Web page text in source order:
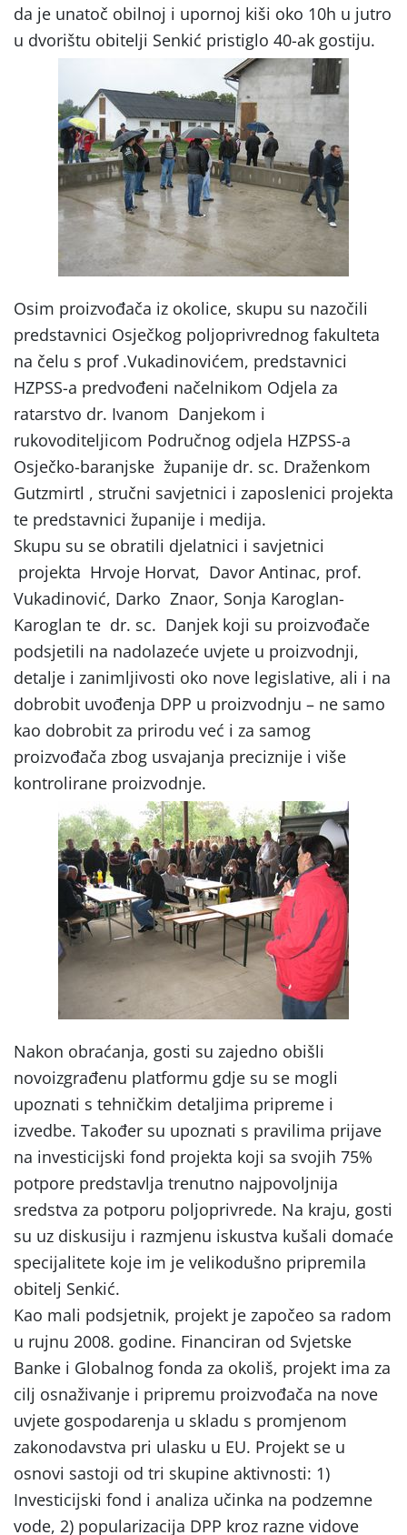
da je unatoč obilnoj i upornoj kiši oko 10h u jutro
u dvorištu obitelji Senkić pristiglo 40-ak gostiju.
Osim proizvođača iz okolice, skupu su nazočili
predstavnici Osječkog poljoprivrednog fakulteta
na čelu s prof .Vukadinovićem, predstavnici
HZPSS-a predvođeni načelnikom Odjela za
ratarstvo dr. Ivanom Danjekom i
rukovoditeljicom Područnog odjela HZPSS-a
Osječko-baranjske županije dr. sc. Draženkom
Gutzmirtl , stručni savjetnici i zaposlenici projekta
te predstavnici županije i medija.
Skupu su se obratili djelatnici i savjetnici
projekta Hrvoje Horvat, Davor Antinac, prof.
Vukadinović, Darko Znaor, Sonja Karoglan-
Karoglan te dr. sc. Danjek koji su proizvođače
podsjetili na nadolazeće uvjete u proizvodnji,
detalje i zanimljivosti oko nove legislative, ali i na
dobrobit uvođenja DPP u proizvodnju – ne samo
kao dobrobit za prirodu već i za samog
proizvođača zbog usvajanja preciznije i više
kontrolirane proizvodnje.
Nakon obraćanja, gosti su zajedno obišli
novoizgrađenu platformu gdje su se mogli
upoznati s tehničkim detaljima pripreme i
izvedbe. Također su upoznati s pravilima prijave
na investicijski fond projekta koji sa svojih 75%
potpore predstavlja trenutno najpovoljnija
sredstva za potporu poljoprivrede. Na kraju, gosti
su uz diskusiju i razmjenu iskustva kušali domaće
specijalitete koje im je velikodušno pripremila
obitelj Senkić.
Kao mali podsjetnik, projekt je započeo sa radom
u rujnu 2008. godine. Financiran od Svjetske
Banke i Globalnog fonda za okoliš, projekt ima za
cilj osnaživanje i pripremu proizvođača na nove
uvjete gospodarenja u skladu s promjenom
zakonodavstva pri ulasku u EU. Projekt se u
osnovi sastoji od tri skupine aktivnosti: 1)
Investicijski fond i analiza učinka na podzemne
vode, 2) popularizacija DPP kroz razne vidove